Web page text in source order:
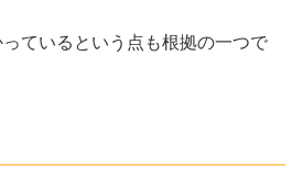
ているという点も根拠の一つで